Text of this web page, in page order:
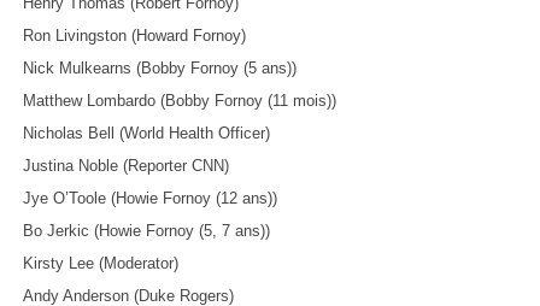
Ron Livingston (Howard Fornoy)
Nick Mulkearns (Bobby Fornoy (5 ans))
Matthew Lombardo (Bobby Fornoy (11 mois))
Nicholas Bell (World Health Officer)
Justina Noble (Reporter CNN)
Jye O’Toole (Howie Fornoy (12 ans))
Bo Jerkic (Howie Fornoy (5, 7 ans))
Kirsty Lee (Moderator)
Andy Anderson (Duke Rogers)